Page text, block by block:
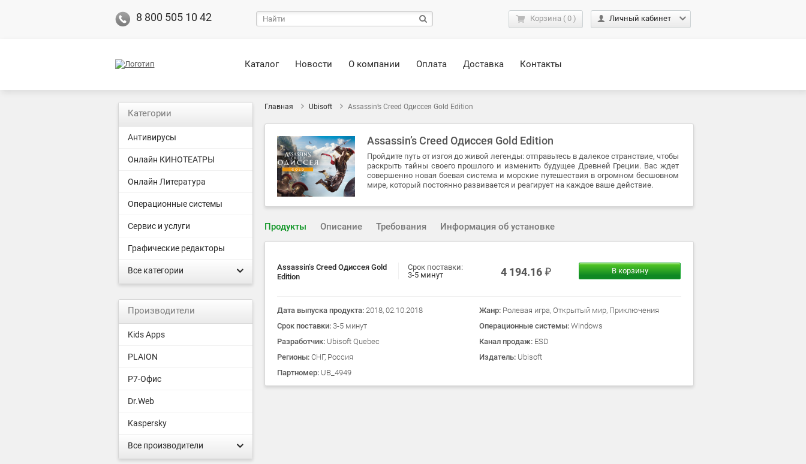
8 800 505 10 42 Корзина ( 0 ) Личный кабинет
Каталог Новости О компании Оплата Доставка Контакты
Главная Ubisoft Assassin’s Creed Одиссея Gold Edition
Assassin’s Creed Одиссея Gold Edition
Пройдите путь от изгоя до живой легенды: отправьтесь в далекое странствие, чтобы
раскрыть тайны своего прошлого и изменить будущее Древней Греции. Вас ждет
совершенно новая боевая система и морские путешествия в огромном бесшовном
мире, который постоянно развивается и реагирует на каждое ваше действие.
Продукты Описание Требования Информация об установке
Assassin’s Creed Одиссея Gold
Edition
Срок поставки:
3-5 минут
4 194.16 В корзину
Дата выпуска продукта: 2018, 02.10.2018 Жанр: Ролевая игра, Открытый мир, Приключения
Срок поставки: 3-5 минут Операционные системы: Windows
Разработчик: Ubisoft Quebec Канал продаж: ESD
Регионы: СНГ, Россия Издатель: Ubisoft
Партномер: UB_4949
Категории
Антивирусы
Онлайн КИНОТЕАТРЫ
Онлайн Литература
Операционные системы
Сервис и услуги
Графические редакторы
Все категории
Производители
Kids Apps
PLAION
Р7-Офис
Dr.Web
Kaspersky
Все производители